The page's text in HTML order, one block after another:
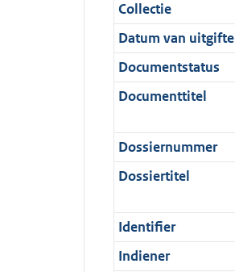
i
e
i
n
o
r
m
a
t
3
7
2
K
t
i
e
i
f
o
r
a
a
t
:
1
4
7
b
a
t
i
e
n
f
o
m
a
a
e
:
4
7
K
b
c
a
t
i
i
n
f
r
m
a
t
e
:
1
3
K
b
Collectie
Datum van uitgifte
Documentstatus
Documenttitel
Dossiernummer
Dossiertitel
Identifier
Indiener